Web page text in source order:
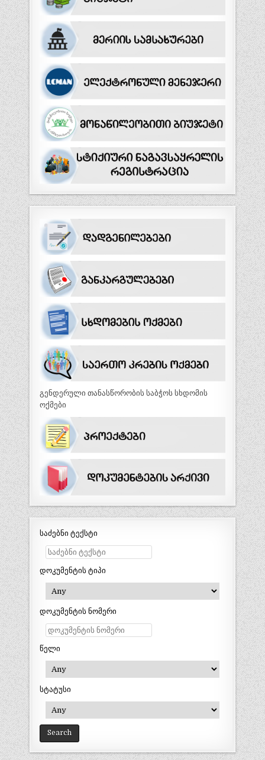
გენდერული თანასწორობის საბჭოს სხდომის
ოქმები
საძებნი ტექსტი
დოკუმენტის ტიპი
დოკუმენტის ნომერი
წელი
სტატუსი